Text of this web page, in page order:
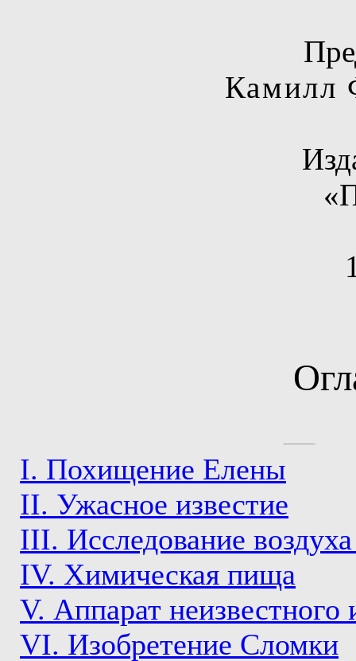
Камилл
I. Похищение Елены
II. Ужасное известие
III. Исследование
IV. Химическая пища
V. Аппарат неизвестного
VI. Изобретение Сломки